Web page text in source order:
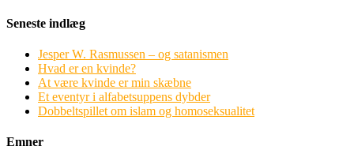
Seneste indlæg
Jesper W. Rasmussen – og satanismen
Hvad er en kvinde?
At være kvinde er min skæbne
Et eventyr i alfabetsuppens dybder
Dobbeltspillet om islam og homoseksualitet
Emner